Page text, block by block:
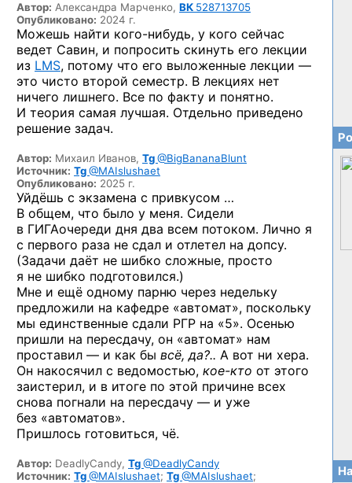
Автор: Александра Марченко, ВК 528713705
Опубликовано: 2024 г.
Можешь найти кого-нибудь, у кого сейчас
ведет Савин, и попросить скинуть его лекции
из LMS, потому что его выложенные лекции —
это чисто второй семестр. В лекциях нет
ничего лишнего. Все по факту и понятно.
И теория самая лучшая. Отдельно приведено
решение задач.
Автор: Михаил Иванов, Tg@BigBananaBlunt
Источник: Tg@MAIslushaet
Опубликовано: 2025 г.
Уйдёшь с экзамена с привкусом …
В общем, что было у меня. Сидели
в ГИГАочереди дня два всем потоком. Лично я
с первого раза не сдал и отлетел на допсу.
(Задачи даёт не шибко сложные, просто
я не шибко подготовился.)
Мне и ещё одному парню через недельку
предложили на кафедре «автомат», поскольку
мы единственные сдали РГР на «5». Осенью
пришли на пересдачу, он «автомат» нам
проставил — и как бы всё, да?.. А вот ни хера.
Он накосячил с ведомостью, кое-кто от этого
заистерил, и в итоге по этой причине всех
снова погнали на пересдачу — и уже
без «автоматов».
Пришлось готовиться, чё.
Автор: DeadlyCandy, Tg@DeadlyCandy
Источник: Tg@MAIslushaet; Tg@MAIslushaet;